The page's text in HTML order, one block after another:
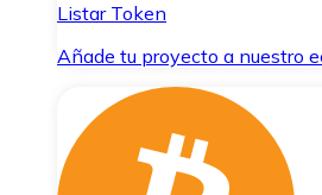
Listar Token
Añade tu proyecto a nuestro